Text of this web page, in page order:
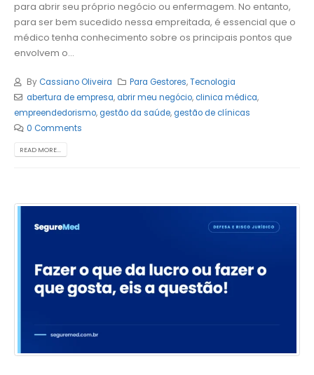
para abrir seu próprio negócio ou enfermagem. No entanto,
para ser bem sucedido nessa empreitada, é essencial que o
médico tenha conhecimento sobre os principais pontos que
envolvem o...
ByCassiano Oliveira Para Gestores,Tecnologia
abertura de empresa,abrir meu negócio,clinica médica,
empreendedorismo,gestão da saúde,gestão de clínicas
0 Comments
READ MORE...